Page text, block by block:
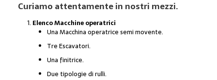
Curiamo attentamente in nostri mezzi.
Elenco Macchine operatrici
Una Macchina operatrice semi movente.
Tre Escavatori.
Una finitrice.
Due tipologie di rulli.